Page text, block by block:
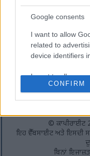
Google consents
I want to allow
related to
device identifiers
I want to allow my
Google for online
personalized
I want to allow
related to
CONFIRM
ਪਹਿਲਾ ਪੰਨਾ-ਇਸ
ਸੋਸ਼ਲ
© ਕਾਪੀਰਾਈਟ
ਇਹ ਵੈੱਬਸਾਈਟ ਅਤੇ ਇਸਦੀ
ਬਿਨਾਂ